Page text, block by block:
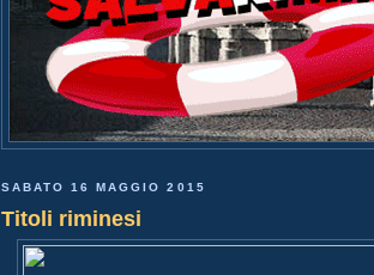
SABATO 16 MAGGIO 2015
Titoli riminesi